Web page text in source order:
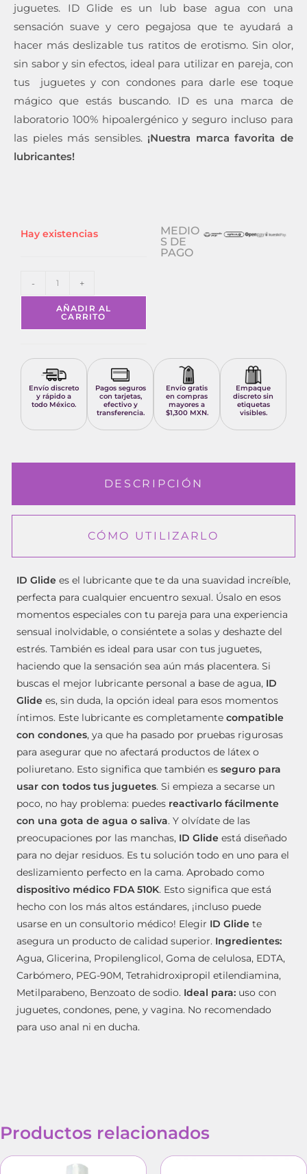
juguetes. ID Glide es un lub base agua con una
sensación suave y cero pegajosa que te ayudará a
hacer más deslizable tus ratitos de erotismo. Sin olor,
sin sabor y sin efectos, ideal para utilizar en pareja, con
tus juguetes y con condones para darle ese toque
mágico que estás buscando. ID es una marca de
laboratorio 100% hipoalergénico y seguro incluso para
las pieles más sensibles. ¡Nuestra marca favorita de
lubricantes!
Hay existencias
- +
AÑADIR AL
CARRITO
MEDIO
S DE
PAGO
Envío discreto
y rápido a
todo México.
Pagos seguros
con tarjetas,
efectivo y
transferencia.
Envío gratis
en compras
mayores a
$1,300 MXN.
Empaque
discreto sin
etiquetas
visibles.
DESCRIPCIÓN
CÓMO UTILIZARLO
ID Glide es el lubricante que te da una suavidad increíble,
perfecta para cualquier encuentro sexual. Úsalo en esos
momentos especiales con tu pareja para una experiencia
sensual inolvidable, o consiéntete a solas y deshazte del
estrés. También es ideal para usar con tus juguetes,
haciendo que la sensación sea aún más placentera. Si
buscas el mejor lubricante personal a base de agua, ID
Glide es, sin duda, la opción ideal para esos momentos
íntimos. Este lubricante es completamente compatible
con condones, ya que ha pasado por pruebas rigurosas
para asegurar que no afectará productos de látex o
poliuretano. Esto significa que también es seguro para
usar con todos tus juguetes. Si empieza a secarse un
poco, no hay problema: puedes reactivarlo fácilmente
con una gota de agua o saliva. Y olvídate de las
preocupaciones por las manchas, ID Glide está diseñado
para no dejar residuos. Es tu solución todo en uno para el
deslizamiento perfecto en la cama. Aprobado como
dispositivo médico FDA 510K. Esto significa que está
hecho con los más altos estándares, ¡incluso puede
usarse en un consultorio médico! Elegir ID Glide te
asegura un producto de calidad superior. Ingredientes:
Agua, Glicerina, Propilenglicol, Goma de celulosa, EDTA,
Carbómero, PEG-90M, Tetrahidroxipropil etilendiamina,
Metilparabeno, Benzoato de sodio. Ideal para: uso con
juguetes, condones, pene, y vagina. No recomendado
para uso anal ni en ducha.
Productos relacionados